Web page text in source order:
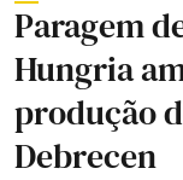
Paragem
Hungria
produção
Debrecen